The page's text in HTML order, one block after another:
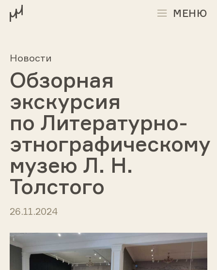
МЕНЮ
Новости
Обзорная
экскурсия
по Литературно-
этнографическому
музею Л. Н.
Толстого
26.11.2024